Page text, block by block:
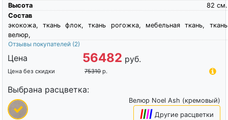
Высота
см.
82
Состав
экокожа, ткань флок, ткань рогожка, мебельная ткань, ткань
велюр,
Отзывы покупателей (2)
Цена 56482 руб.
Цена без скидки 75310 р.
Выбрана расцветка:
Велюр Noel Ash (кремовый)
|||| Другие расцветки